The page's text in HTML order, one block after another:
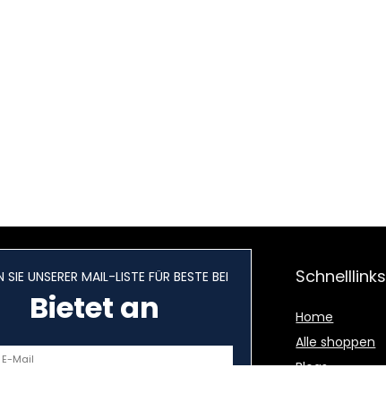
SIE UNSERER MAIL-LISTE FÜR BESTE BEI
Bietet an
Schnelllinks
Home
Alle shoppen
Blogs